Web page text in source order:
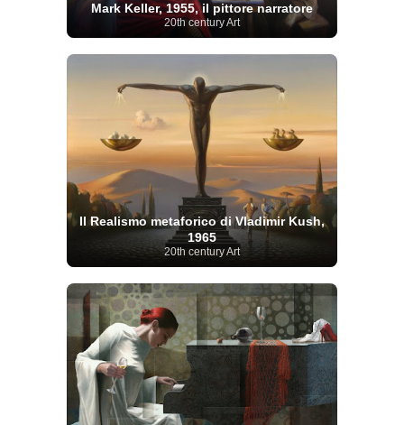
Mark Keller, 1955, il pittore narratore
20th century Art
Il Realismo metaforico di Vladimir Kush,
1965
20th century Art